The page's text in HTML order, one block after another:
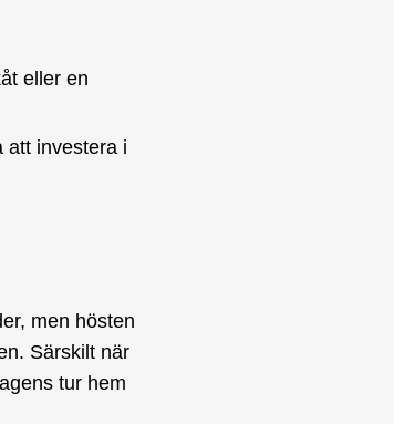
eller en
att investera i
men hösten
Särskilt när
tur hem